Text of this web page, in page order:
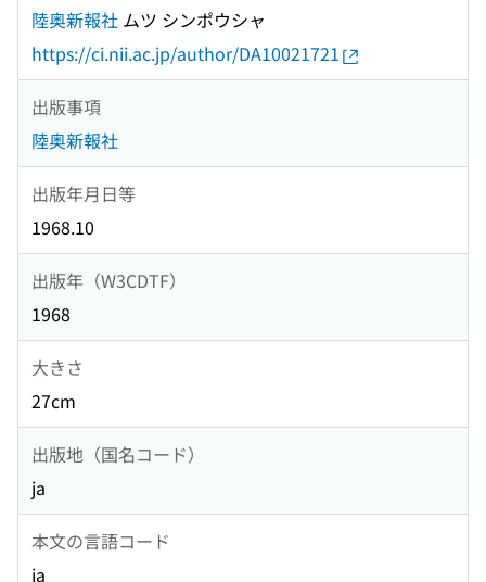
陸奥新報社 ムツ シンポウシャ
https://ci.nii.ac.jp/author/DA10021721
出版事項
陸奥新報社
出版年月日等
1968.10
出版年（W3CDTF）
1968
大きさ
27cm
出版地（国名コード）
ja
本文の言語コード
ja